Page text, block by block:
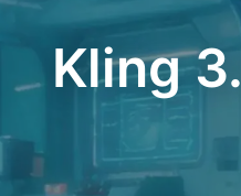
Kling